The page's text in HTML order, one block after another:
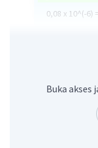
0,08 x 10^(-6)
Buka akses